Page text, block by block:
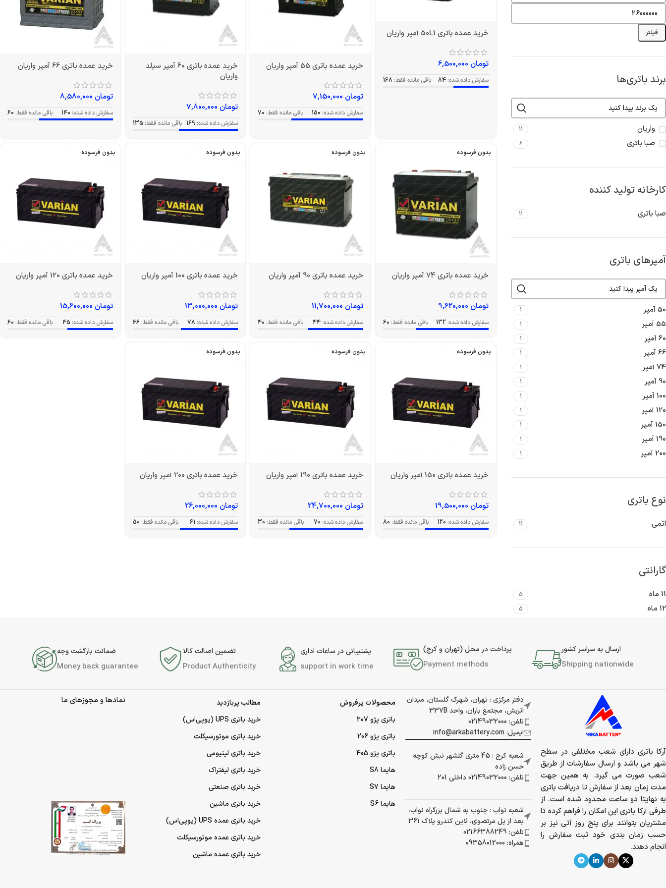
فیلتر
برند باتری‌ها
واریان 11
صبا باتری 6
کارخانه تولید کننده
صبا باتری 11
آمپرهای باتری
50 آمپر 1
55 آمپر 1
60 آمپر 1
66 آمپر 1
74 آمپر 1
90 آمپر 1
100 آمپر 1
120 آمپر 1
150 آمپر 1
190 آمپر 1
200 آمپر 1
نوع باتری
اتمی 11
گارانتی
11 ماه 5
12 ماه 5
خرید عمده باتری 50L1 آمپر واریان
تومان
سفارش داده شده: 84 باقی مانده فقط: 168
خرید عمده باتری 55 آمپر واریان
تومان
سفارش داده شده: 150 باقی مانده فقط: 70
خرید عمده باتری 60 آمپر سیلد
واریان
تومان
سفارش داده شده: 169 باقی مانده فقط: 135
خرید عمده باتری 66 آمپر واریان
تومان
سفارش داده شده: 140 باقی مانده فقط: 60
بدون فرسوده
خرید عمده باتری 74 آمپر واریان
تومان
سفارش داده شده: 132 باقی مانده فقط: 60
بدون فرسوده
خرید عمده باتری 90 آمپر واریان
تومان
سفارش داده شده: 44 باقی مانده فقط: 40
بدون فرسوده
خرید عمده باتری 100 آمپر واریان
تومان
سفارش داده شده: 78 باقی مانده فقط: 66
بدون فرسوده
خرید عمده باتری 120 آمپر واریان
تومان
سفارش داده شده: 45 باقی مانده فقط: 60
بدون فرسوده
خرید عمده باتری 150 آمپر واریان
تومان
سفارش داده شده: 120 باقی مانده فقط: 80
بدون فرسوده
خرید عمده باتری 190 آمپر واریان
تومان
سفارش داده شده: 70 باقی مانده فقط: 30
بدون فرسوده
خرید عمده باتری 200 آمپر واریان
تومان
سفارش داده شده: 61 باقی مانده فقط: 50
ارسال به سراسر کشور
Shipping nationwide
پرداخت در محل (تهران و کرج)
Payment methods
پشتیبانی در ساعات اداری
support in work time
تضمین اصالت کالا
Product Authenticity
ضمانت بازگشت وجه
Money back guarantee
آرکا باتری دارای شعب مختلفی در سطح
شهر می باشد و ارسال سفارشات از طریق
شعب صورت می گیرد. به همین جهت
مدت زمان بعد از سفارش تا دریافت باتری
به نهایتا دو ساعت محدود شده است. از
طرفی آرکا باتری این امکان را فراهم کرده تا
مشتریان بتوانند برای پنج روز آتی نیز بر
حسب زمان بندی خود ثبت سفارش را
انجام دهند.
دفتر مرکزی : تهران، شهرک گلستان، میدان
اتریش، مجتمع باران، واحد 337B
تلفن: 02149032000
ایمیل: info@arkabattery.com
شعبه کرج : 45 متری گلشهر نبش کوچه
حسن زاده
تلفن: 02149032000 داخلی 201
شعبه نواب : جنوب به شمال بزرگراه نواب،
بعد از پل مرتضوی، لاین کندرو پلاک 361
تلفن: 02166388249
همراه: 09358012000
محصولات پرفروش
باتری پژو 207
باتری پژو 206
باتری پژو 405
هایما S8
هایما S7
هایما S6
مطالب پربازدید
خرید باتری UPS (یو‌پی‌اس)
خرید باتری موتورسیکلت
خرید باتری لیتیومی
خرید باتری لیفتراک
خرید باتری صنعتی
خرید باتری ماشین
خرید باتری عمده UPS (یو‌پی‌اس)
خرید باتری عمده موتورسیکلت
خرید باتری عمده ماشین
نمادها و مجوزهای ما